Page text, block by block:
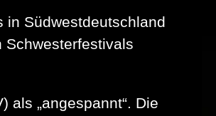
in Südwestdeutschland
Schwesterfestivals
als „angespannt“. Die